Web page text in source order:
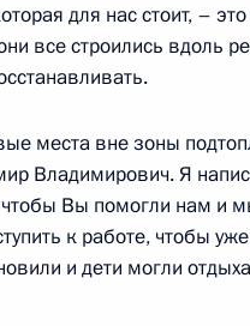
Официальные
сетевые ресурсы
Президента России
для нас стоит, –
все строились вдоль
места вне зоны
Владимирович. Я
Вы помогли нам и
к работе, чтобы
и дети могли